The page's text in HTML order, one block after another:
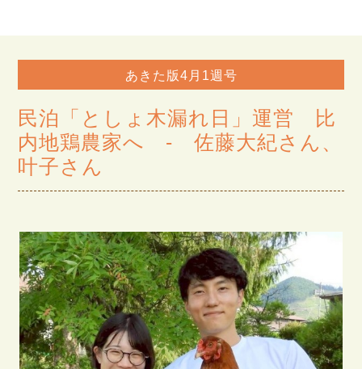
あきた版4月1週号
民泊「としょ木漏れ日」運営 比
内地鶏農家へ - 佐藤大紀さん、
叶子さん